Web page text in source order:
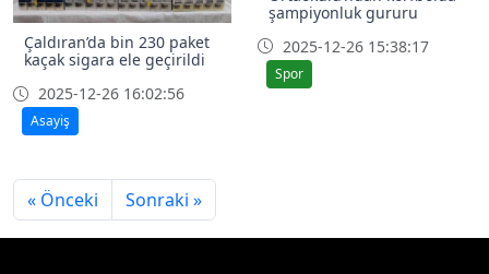
Çaldıran’da bin 230 paket
kaçak sigara ele geçirildi
2025-12-26 16:02:56
Asayiş
TESKOMB Süphan
Ortaokulu’ndan korfbolda
şampiyonluk gururu
« Önceki Sonraki »